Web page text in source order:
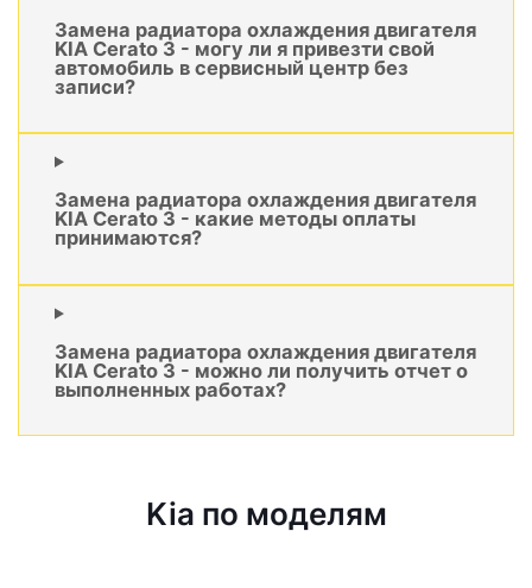
Замена радиатора охлаждения двигателя
KIA Cerato 3 - могу ли я привезти свой
автомобиль в сервисный центр без
записи?
Замена радиатора охлаждения двигателя
KIA Cerato 3 - какие методы оплаты
принимаются?
Замена радиатора охлаждения двигателя
KIA Cerato 3 - можно ли получить отчет о
выполненных работах?
Kia по моделям